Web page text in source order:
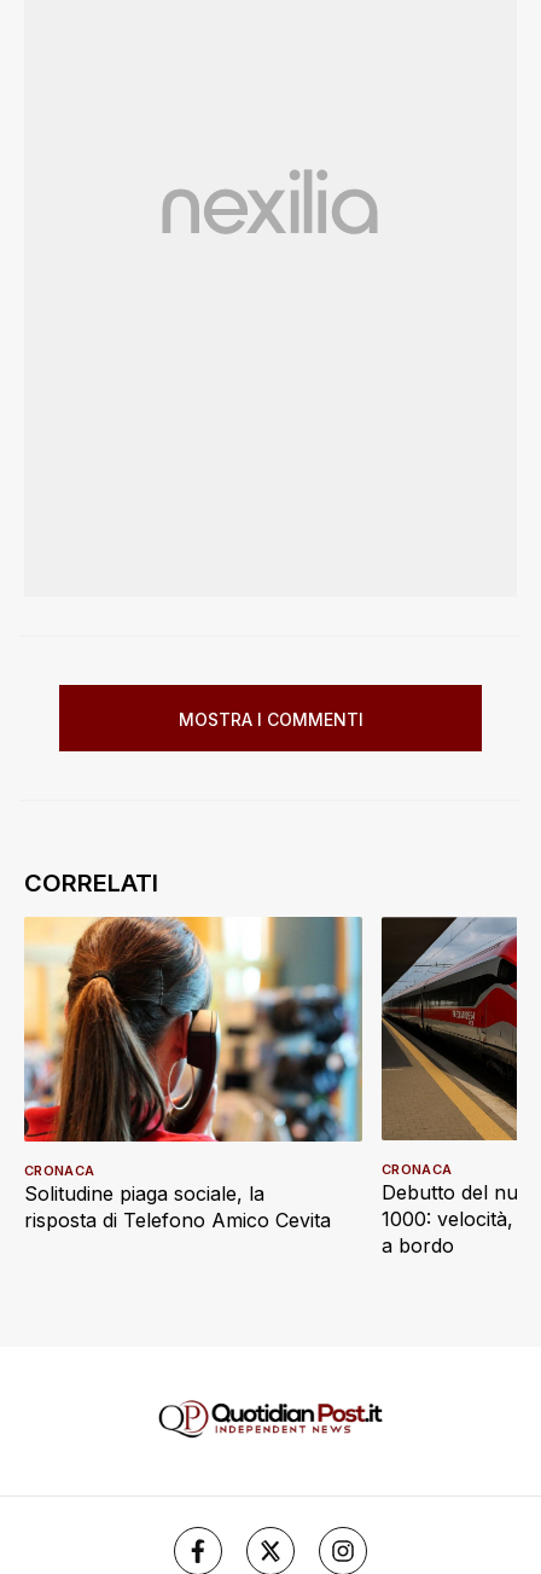
MOSTRA I COMMENTI
Solitudine piaga sociale, la
risposta di Telefono Amico Cevita
CRONACA
Debutto del
1000: velocità,
a bordo
CRONACA